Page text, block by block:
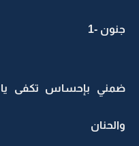
جنون -1
ضمني بإحساس تكفى
والحنان